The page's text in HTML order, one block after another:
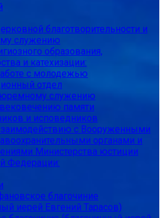
благотворительности и
служению
образования,
и катехизации:
с молодежью
отдел
служению
памяти
и исповедников
с Вооруженными
органами и
Министерства юстиции
Федерации:
благочиние
иерей Евгений Тарасов)